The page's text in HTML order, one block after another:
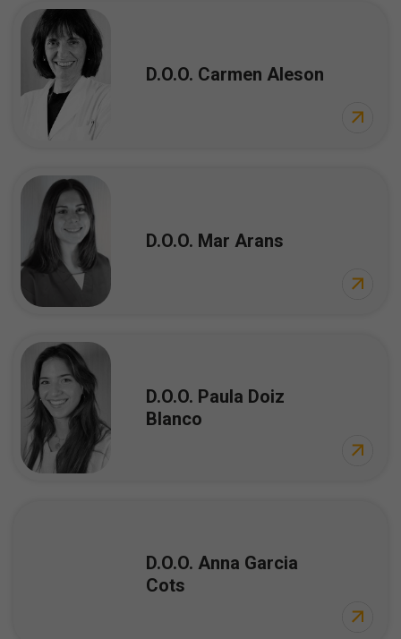
D.O.O. Carmen Aleson
D.O.O. Mar Arans
D.O.O. Paula Doiz
Blanco
D.O.O. Anna Garcia
Cots